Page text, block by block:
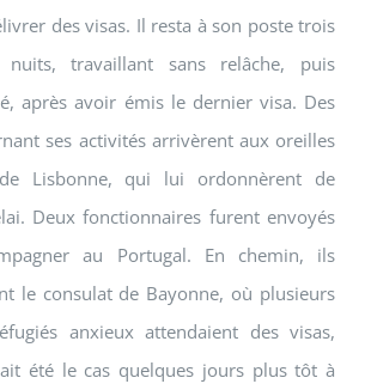
des visas. Il resta à son poste trois
travaillant sans relâche, puis
après avoir émis le dernier visa. Des
ses activités arrivèrent aux oreilles
Lisbonne, qui lui ordonnèrent de
Deux fonctionnaires furent envoyés
au Portugal. En chemin, ils
le consulat de Bayonne, où plusieurs
anxieux attendaient des visas,
été le cas quelques jours plus tôt à